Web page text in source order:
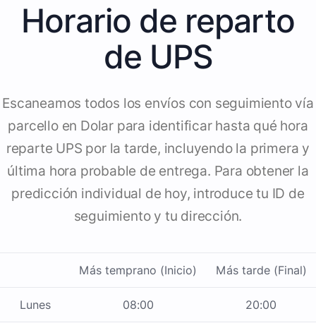
Horario de reparto
de UPS
Escaneamos todos los envíos con seguimiento vía
parcello en Dolar para identificar hasta qué hora
reparte UPS por la tarde, incluyendo la primera y
última hora probable de entrega. Para obtener la
predicción individual de hoy, introduce tu ID de
seguimiento y tu dirección.
Más temprano (Inicio) Más tarde (Final)
Lunes 08:00 20:00